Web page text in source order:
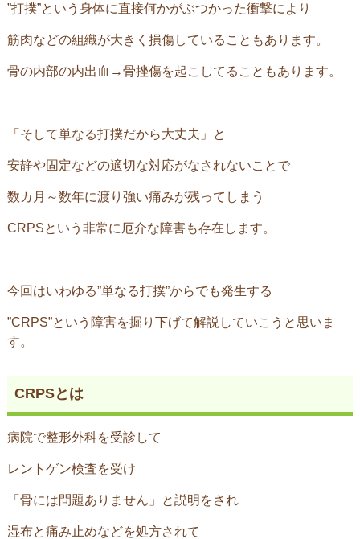
”打撲”という身体に直接何かがぶつかった衝撃により
筋肉などの組織が大きく損傷していることもあります。
骨の内部の内出血→骨挫傷を起こしてることもあります。
「そして単なる打撲だから大丈夫」と
安静や固定などの適切な対応がなされないことで
数カ月～数年に渡り強い痛みが残ってしまう
CRPSという非常に厄介な障害も存在します。
今回はいわゆる”単なる打撲”からでも発生する
”CRPS”という障害を掘り下げて解説していこうと思いま
す。
CRPSとは
病院で整形外科を受診して
レントゲン検査を受け
「骨には問題ありません」と説明をされ
湿布と痛み止めなどを処方されて